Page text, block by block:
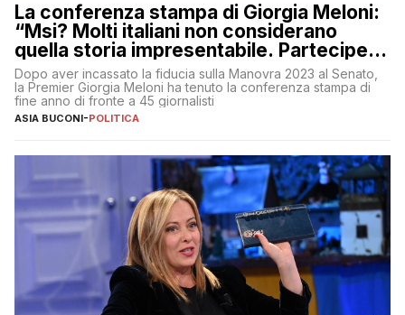
La conferenza stampa di Giorgia Meloni:
“Msi? Molti italiani non considerano
quella storia impresentabile. Parteciperò
al 25 aprile”
Dopo aver incassato la fiducia sulla Manovra 2023 al Senato,
la Premier Giorgia Meloni ha tenuto la conferenza stampa di
fine anno di fronte a 45 giornalisti
ASIA BUCONI-POLITICA